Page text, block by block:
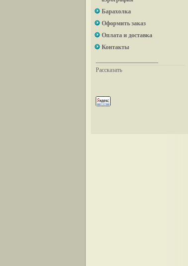
Барахолка
Оформить заказ
Оплата и доставка
Контакты
Рассказать